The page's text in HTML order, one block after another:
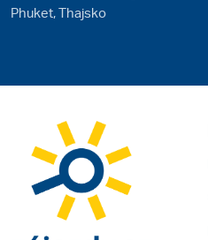
Phuket, Thajsko